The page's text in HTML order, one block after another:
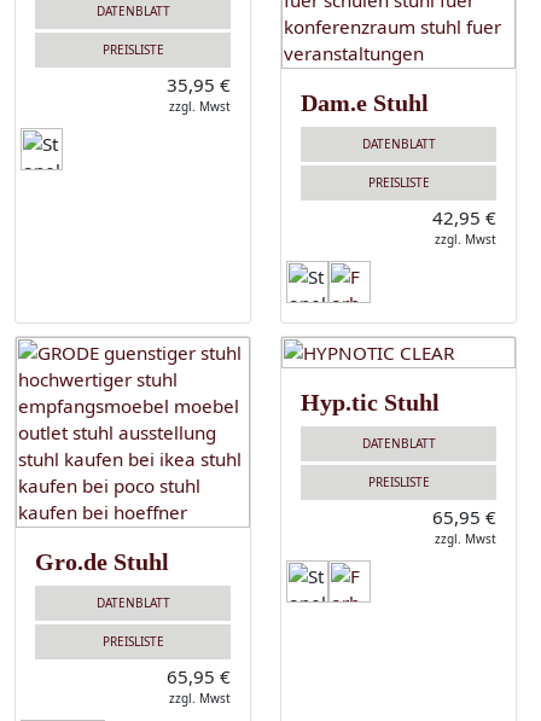
DATENBLATT
PREISLISTE
35,95 €
zzgl. Mwst Dam.e Stuhl
DATENBLATT
PREISLISTE
42,95 €
zzgl. Mwst
Gro.de Stuhl
DATENBLATT
PREISLISTE
65,95 €
zzgl. Mwst
Hyp.tic Stuhl
DATENBLATT
PREISLISTE
65,95 €
zzgl. Mwst